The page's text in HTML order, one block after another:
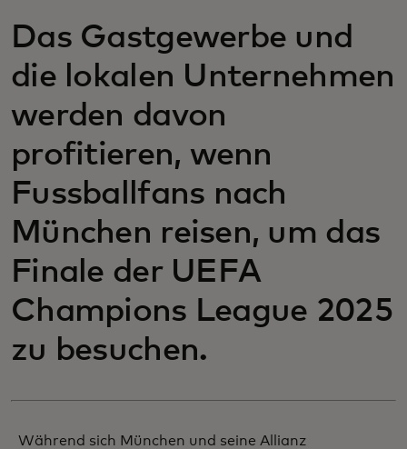
Das Gastgewerbe und
die lokalen Unternehmen
werden davon
profitieren, wenn
Fussballfans nach
München reisen, um das
Finale der UEFA
Champions League 2025
zu besuchen.
Während sich München und seine Allianz